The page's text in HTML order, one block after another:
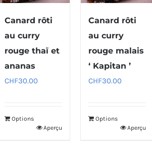
Canard rôti
au curry
rouge thaï et
ananas
CHF30.00
Options
Aperçu
Canard rôti
au curry
rouge malais
‘ Kapitan ’
CHF30.00
Options
Aperçu